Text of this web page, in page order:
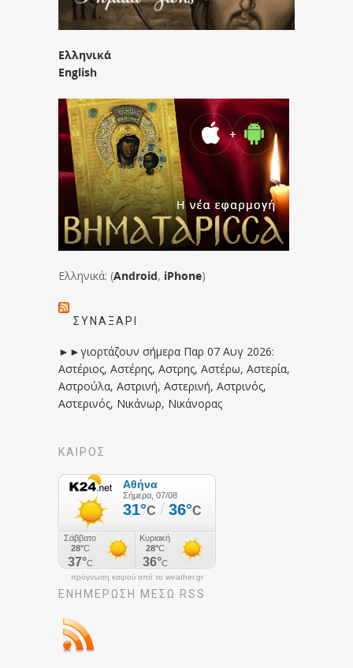
Ελληνικά
English
Ελληνικά: (Android, iPhone)
ΣΥΝΑΞΆΡΙ
►►γιορτάζουν σήμερα Παρ 07 Αυγ 2026:
Αστέριος, Αστέρης, Αστρης, Αστέρω, Αστερία,
Αστρούλα, Αστρινή, Αστερινή, Αστρινός,
Αστερινός, Νικάνωρ, Νικάνορας
ΚΑΙΡΟΣ
πρόγνωση καιρού από το weather.gr
ΕΝΗΜΈΡΩΣΉ ΜΕΣΩ RSS